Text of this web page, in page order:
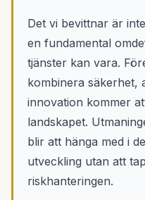
Det vi bevittnar är
en fundamental
tjänster kan vara.
kombinera säkerhet,
innovation kommer
landskapet.
blir att hänga med i
utveckling utan att
riskhanteringen.